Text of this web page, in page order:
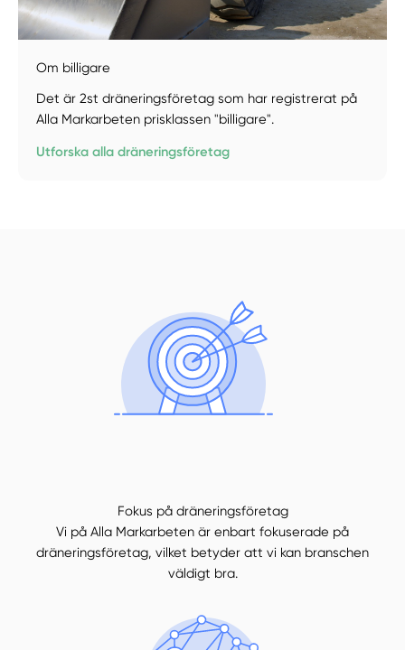
Manuellt Få hjälp
Om billigare
Det är 2st dräneringsföretag som har registrerat på
Alla Markarbeten prisklassen "billigare".
Utforska alla dräneringsföretag
Fokus på dräneringsföretag
Vi på Alla Markarbeten är enbart fokuserade på
dräneringsföretag, vilket betyder att vi kan branschen
väldigt bra.